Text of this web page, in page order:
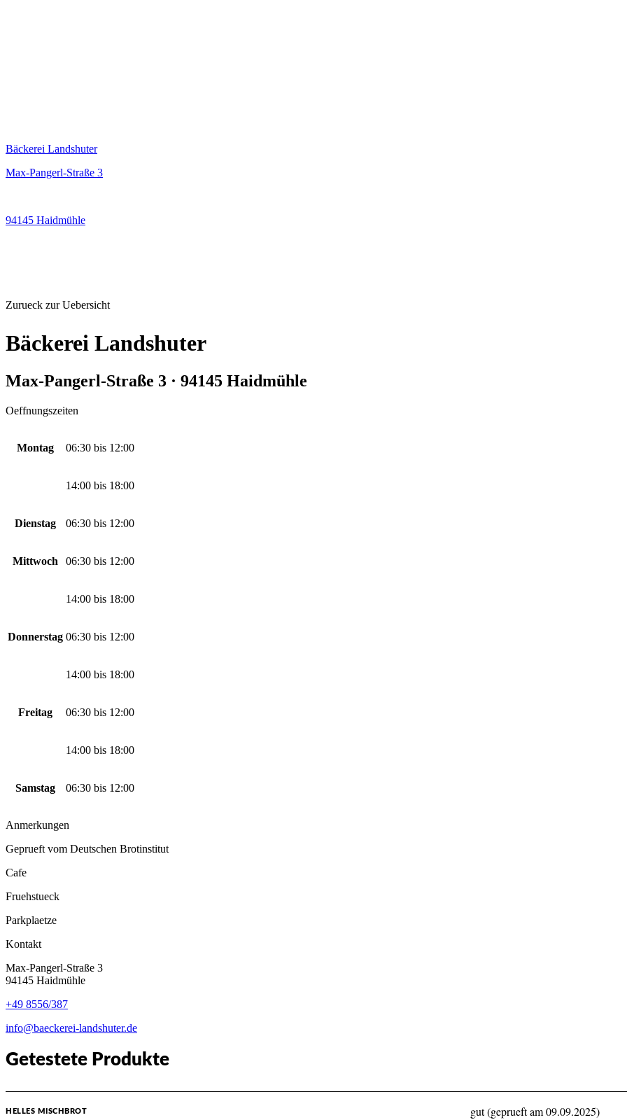
Bäckerei Landshuter
Max-Pangerl-Straße 3
94145 Haidmühle
Zurueck zur Uebersicht
Bäckerei Landshuter
Max-Pangerl-Straße 3 · 94145 Haidmühle
Oeffnungszeiten
Montag 06:30 bis 12:00
14:00 bis 18:00
Dienstag 06:30 bis 12:00
Mittwoch 06:30 bis 12:00
14:00 bis 18:00
Donnerstag 06:30 bis 12:00
14:00 bis 18:00
Freitag 06:30 bis 12:00
14:00 bis 18:00
Samstag 06:30 bis 12:00
Anmerkungen
Geprueft vom Deutschen Brotinstitut
Cafe
Fruehstueck
Parkplaetze
Kontakt
Max-Pangerl-Straße 3
94145 Haidmühle
+49 8556/387
info@baeckerei-landshuter.de
Getestete Produkte
HELLES MISCHBROT gut (geprueft am 09.09.2025)